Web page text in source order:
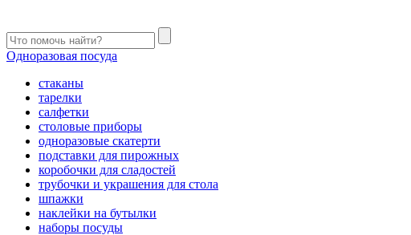
Одноразовая посуда
стаканы
тарелки
салфетки
столовые приборы
одноразовые скатерти
подставки для пирожных
коробочки для сладостей
трубочки и украшения для стола
шпажки
наклейки на бутылки
наборы посуды